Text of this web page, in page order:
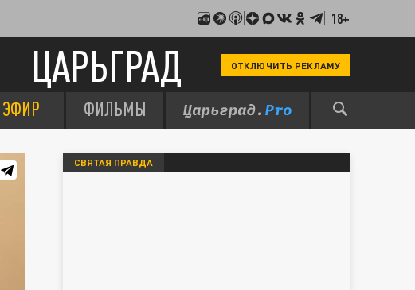
18+
ЦАРЬГРАД ОТКЛЮЧИТЬ РЕКЛАМУ
ЭФИР ФИЛЬМЫ
СВЯТАЯ ПРАВДА